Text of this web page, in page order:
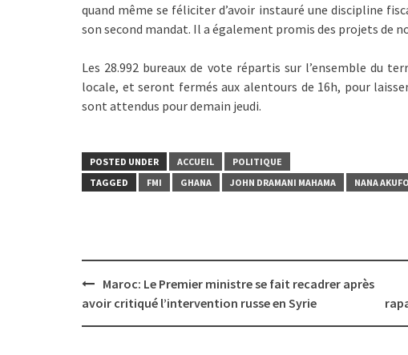
quand même se féliciter d’avoir instauré une discipline
son second mandat. Il a également promis des projets de
Les 28.992 bureaux de vote répartis sur l’ensemble du
locale, et seront fermés aux alentours de 16h, pour
sont attendus pour demain jeudi.
POSTED UNDER ACCUEIL
POLITIQUE
TAGGED
FMI GHANA JOHN DRAMANI MAHAMA NANA
Post
navigation
Maroc: Le Premier ministre se fait recadrer après
avoir critiqué l’intervention russe en Syrie